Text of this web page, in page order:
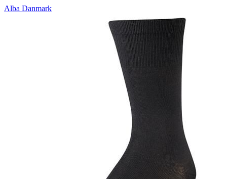
Alba Danmark